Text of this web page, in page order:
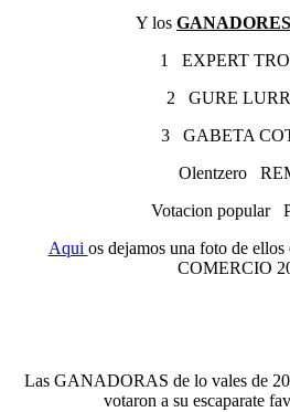
Y los GANADORES
1 EXPERT
2 GURE
3 GABETA
Olentzero
Votacion popular
Aqui os dejamos una foto de
COMERCIO
Las GANADORAS de lo vales de
votaron a su escaparate